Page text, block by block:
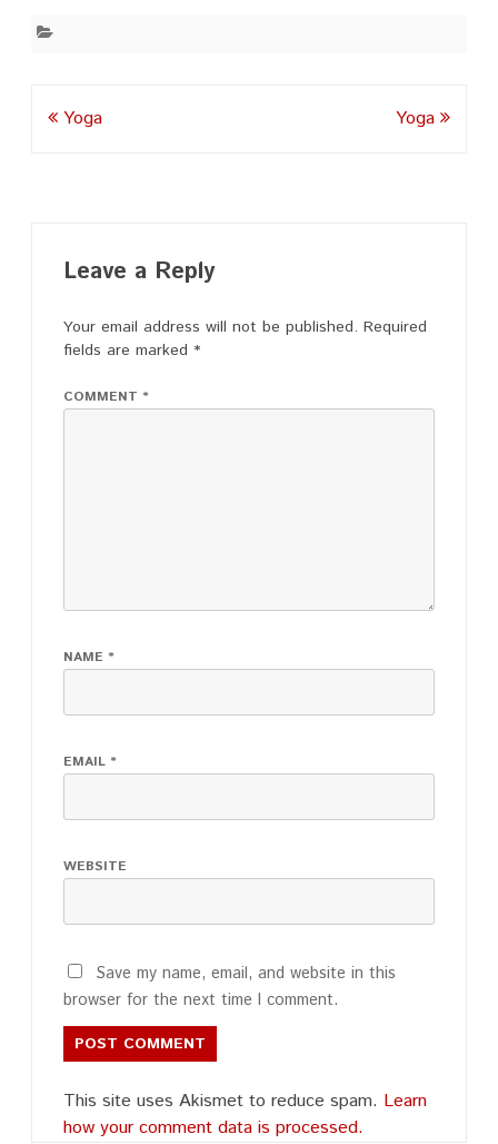
Post
Yoga Yoga
Leave a Reply
Your email address will not be published. Required
fields are marked *
COMMENT *
NAME *
EMAIL *
WEBSITE
Save my name, email, and website in this
browser for the next time I comment.
This site uses Akismet to reduce spam. Learn
how your comment data is processed.